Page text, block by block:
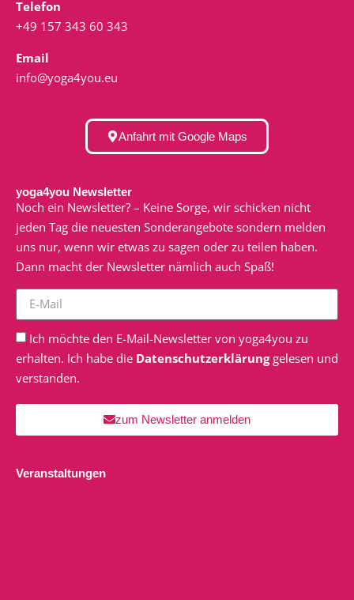
Telefon
+49 157 343 60 343
Email
info@yoga4you.eu
Anfahrt mit Google Maps
yoga4you Newsletter
Noch ein Newsletter? – Keine Sorge, wir schicken nicht
jeden Tag die neuesten Sonderangebote sondern melden
uns nur, wenn wir etwas zu sagen oder zu teilen haben.
Dann macht der Newsletter nämlich auch Spaß!
Ich möchte den E-Mail-Newsletter von yoga4you zu
erhalten. Ich habe die Datenschutzerklärunggelesen und
verstanden.
zum Newsletter anmelden
Veranstaltungen